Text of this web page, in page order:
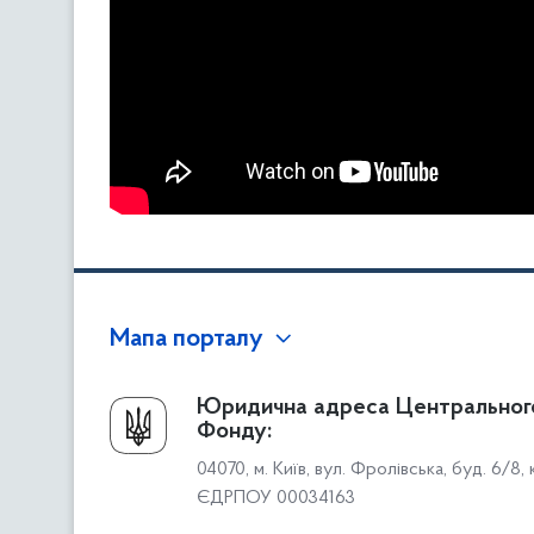
Мапа порталу
Про Фонд
Керівництво
Структура Фонду
Територіальні відділення
Юридична адреса
Фонду:
04070, м. Київ, вул. Фролівська, буд. 6/8,
ЄДРПОУ 00034163